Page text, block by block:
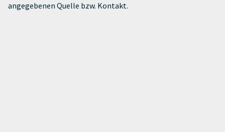
angegebenen Quelle bzw. Kontakt.